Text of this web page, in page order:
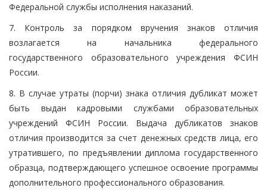
Федеральной службы исполнения наказаний.
7. Контроль за порядком вручения знаков отличия
возлагается на начальника федерального
государственного образовательного учреждения ФСИН
России.
8. В случае утраты (порчи) знака отличия дубликат может
быть выдан кадровыми службами образовательных
учреждений ФСИН России. Выдача дубликатов знаков
отличия производится за счет денежных средств лица, его
утратившего, по предъявлении диплома государственного
образца, подтверждающего успешное освоение программы
дополнительного профессионального образования.